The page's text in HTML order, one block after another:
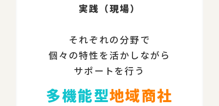
実践（現場）
それぞれの分野で
個々の特性を活かしながら
サポートを行う
多機能型地域商社